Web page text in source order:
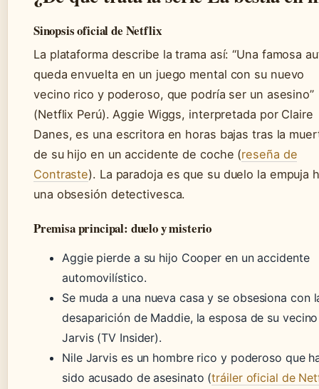
Sinopsis oficial de Netflix
La plataforma describe la trama así: “Una famosa
queda envuelta en un juego mental con su nuevo
vecino rico y poderoso, que podría ser un asesino”
(Netflix Perú). Aggie Wiggs, interpretada por Claire
Danes, es una escritora en horas bajas tras la
de su hijo en un accidente de coche (reseña de
Contraste). La paradoja es que su duelo la empuja
una obsesión detectivesca.
Premisa principal: duelo y misterio
Aggie pierde a su hijo Cooper en un accidente
automovilístico.
Se muda a una nueva casa y se obsesiona con
desaparición de Maddie, la esposa de su
Jarvis (TV Insider).
Nile Jarvis es un hombre rico y poderoso que
sido acusado de asesinato (tráiler oficial de